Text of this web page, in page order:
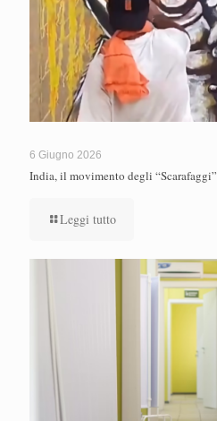
6 Giugno 2026
India, il movimento degli “Scarafaggi”
Leggi tutto